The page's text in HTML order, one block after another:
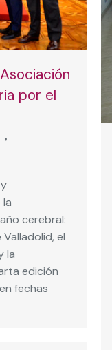
por el
cerebral:
el
la
edición
fechas